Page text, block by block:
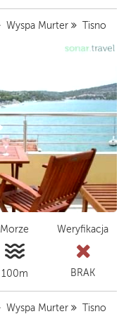
Wyspa Murter Tisno
Morze
100m
Weryfikacja
BRAK
Wyspa Murter Tisno